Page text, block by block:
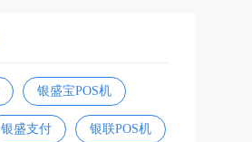
银盛宝POS机
银盛支付 银联POS机